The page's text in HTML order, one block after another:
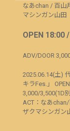
なあchan / 百山
マシンガン山田
OPEN 18:00
ADV/DOOR
2025.06.14(土)
キラFes.」
3,000/3,500(1D
ACT：なあ
ザクマシンガン